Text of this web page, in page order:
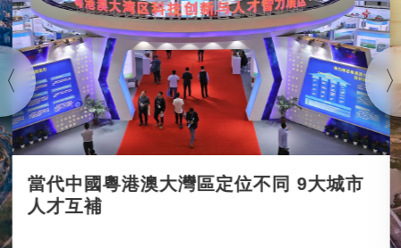
當代中國粵港澳大灣區定位不同 9大城市
人才互補